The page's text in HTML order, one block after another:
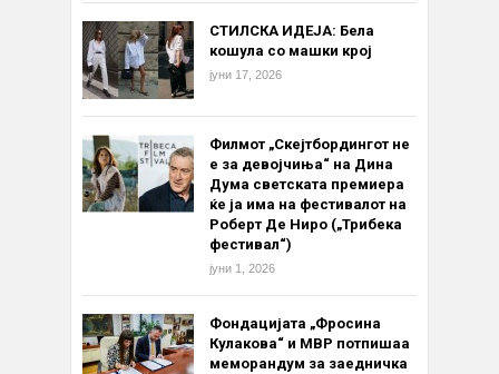
СТИЛСКА ИДЕЈА: Бела
кошула со машки крој
јуни 17, 2026
Филмот „Скејтбордингот не
е за девојчиња“ на Дина
Дума светската премиера
ќе ја има на фестивалот на
Роберт Де Ниро („Трибека
фестивал“)
јуни 1, 2026
Фондацијата „Фросина
Кулакова“ и МВР потпишаа
меморандум за заедничка